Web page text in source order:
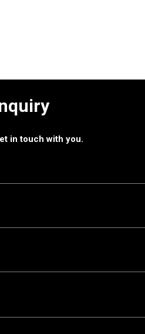
in touch with you.